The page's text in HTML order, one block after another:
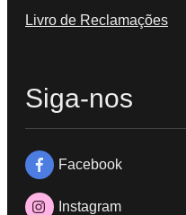
Livro de Reclamações
Siga-nos
Facebook
Instagram